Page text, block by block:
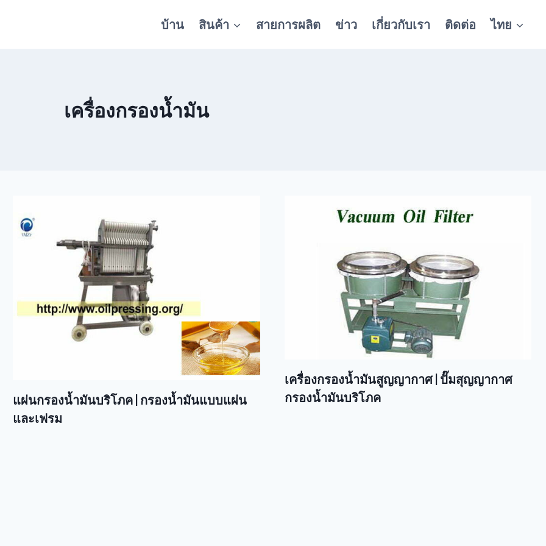
บ้าน สินค้า สายการผลิต ข่าว เกี่ยวกับเรา ติดต่อ ไทย
เครื่องกรองน้ำมัน
แผ่นกรองน้ำมันบริโภค | กรองน้ำมันแบบแผ่น
และเฟรม
เครื่องกรองน้ำมันสูญญากาศ | ปั๊มสุญญากาศ
กรองน้ำมันบริโภค